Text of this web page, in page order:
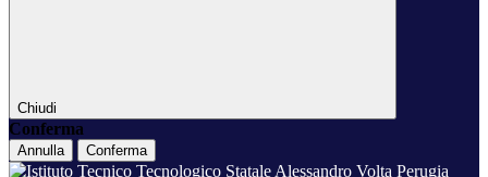
Chiudi
Conferma
Annulla Conferma